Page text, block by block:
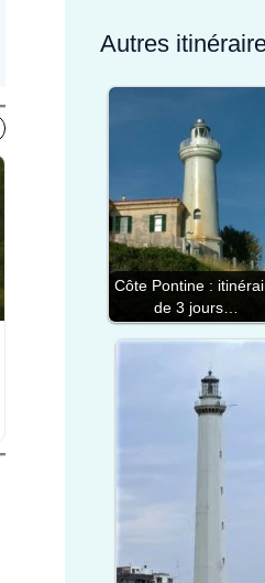
Autres
Côte Pontine :
de 3 jours…